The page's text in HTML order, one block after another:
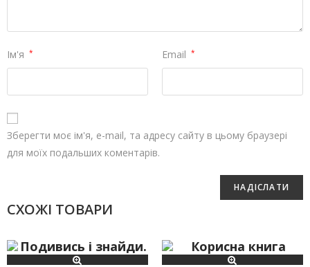
Ім'я * Email *
Зберегти моє ім'я, e-mail, та адресу сайту в цьому браузері
для моїх подальших коментарів.
СХОЖІ ТОВАРИ